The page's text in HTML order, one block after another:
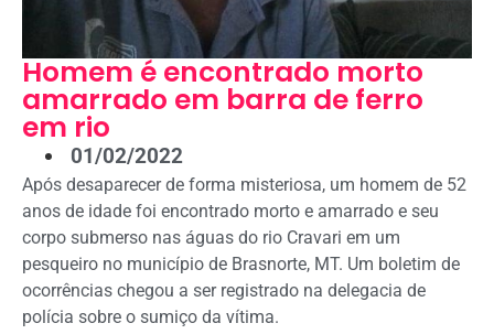
Homem é encontrado morto
amarrado em barra de ferro
em rio
01/02/2022
Após desaparecer de forma misteriosa, um homem de 52
anos de idade foi encontrado morto e amarrado e seu
corpo submerso nas águas do rio Cravari em um
pesqueiro no município de Brasnorte, MT. Um boletim de
ocorrências chegou a ser registrado na delegacia de
polícia sobre o sumiço da vítima.